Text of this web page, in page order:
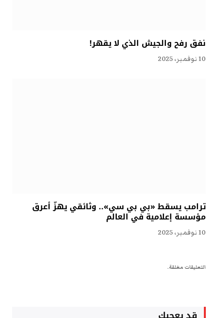
نفق رفح والجيش الذي لا يقهر!
10 نوفمبر، 2025
ترامب يسقط «بي بي سي».. وثائقي يهزّ أعرق
مؤسسة إعلامية في العالم
10 نوفمبر، 2025
التعليقات مغلقة.